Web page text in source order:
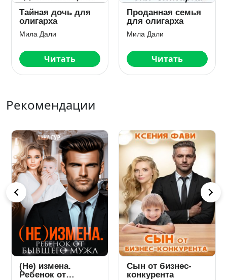
Внеплановое
отцовство для
Мила Дали
Читать
Дочь не по плану
для олигарха
Мила Дали
Читать
Рекомендации
Развод. Собирая
осколки
Дочь не по плану
для олигарха